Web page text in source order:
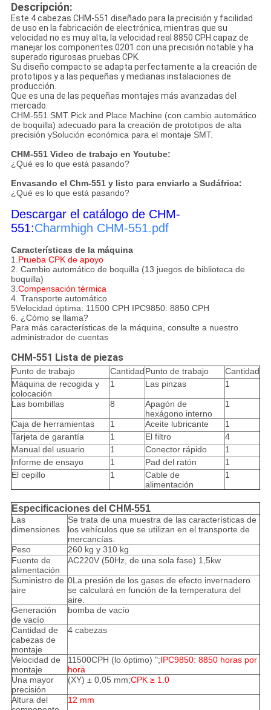
Descripción:
Este 4 cabezas CHM-551 diseñado para la precisión y facilidad
de uso en la fabricación de electrónica, mientras que su
velocidad no es muy alta, la velocidad real 8850 CPH.capaz de
manejar los componentes 0201 con una precisión notable y ha
superado rigurosas pruebas CPK.
Su diseño compacto se adapta perfectamente a la creación de
prototipos y a las pequeñas y medianas instalaciones de
producción.
Que es una de las pequeñas montajes más avanzadas del
mercado.
CHM-551 SMT Pick and Place Machine (con cambio automático
de boquilla) adecuado para la creación de prototipos de alta
precisión ySolución económica para el montaje SMT.
CHM-551 Video de trabajo en Youtube:
¿Qué es lo que está pasando?
Envasando el Chm-551 y listo para enviarlo a Sudáfrica:
¿Qué es lo que está pasando?
Descargar el catálogo de CHM-
551:Charmhigh CHM-551.pdf
Características de la máquina
1.Prueba CPK de apoyo
2. Cambio automático de boquilla (13 juegos de biblioteca de
boquilla)
3.Compensación térmica
4. Transporte automático
5Velocidad óptima: 11500 CPH IPC9850: 8850 CPH
6. ¿Cómo se llama?
Para más características de la máquina, consulte a nuestro
administrador de cuentas
CHM-551 Lista de piezas
Punto de trabajo CantidadPunto de trabajo
Cantidad
Máquina de recogida y
colocación
1 Las pinzas 1
Las bombillas 8
Apagón de
hexágono interno
1
Caja de herramientas 1 Aceite lubricante
1
Tarjeta de garantía
1 El filtro
4
Manual del usuario
1 Conector rápido
1
Informe de ensayo
1 Pad del ratón
1
El cepillo
1
Cable de
alimentación
1
Especificaciones del CHM-551
Las
dimensiones
Se trata de una muestra de las características de
los vehículos que se utilizan en el transporte de
mercancías.
Peso
260 kg y 310 kg
Fuente de
alimentación
AC220V (50Hz, de una sola fase) 1,5kw
Suministro de
aire
0La presión de los gases de efecto invernadero
se calculará en función de la temperatura del
aire.
Generación
de vacío
bomba de vacío
Cantidad de
cabezas de
montaje
4 cabezas
Velocidad de
montaje
11500CPH (lo óptimo) ";IPC9850: 8850 horas por
hora
Una mayor
precisión
(XY) ± 0,05 mm;CPK ≥ 1.0
Altura del
12 mm